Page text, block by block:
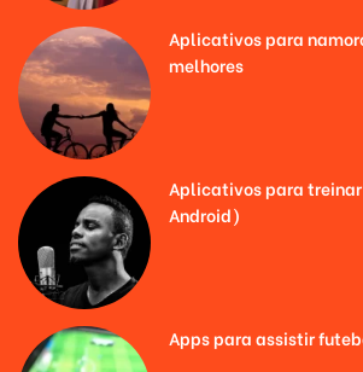
Aplicativos para
melhores
Aplicativos para
Android)
Apps para assistir